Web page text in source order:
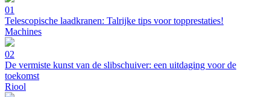
01
Telescopische laadkranen: Talrijke tips voor topprestaties!
Machines
02
De vermiste kunst van de slibschuiver: een uitdaging voor de
toekomst
Riool